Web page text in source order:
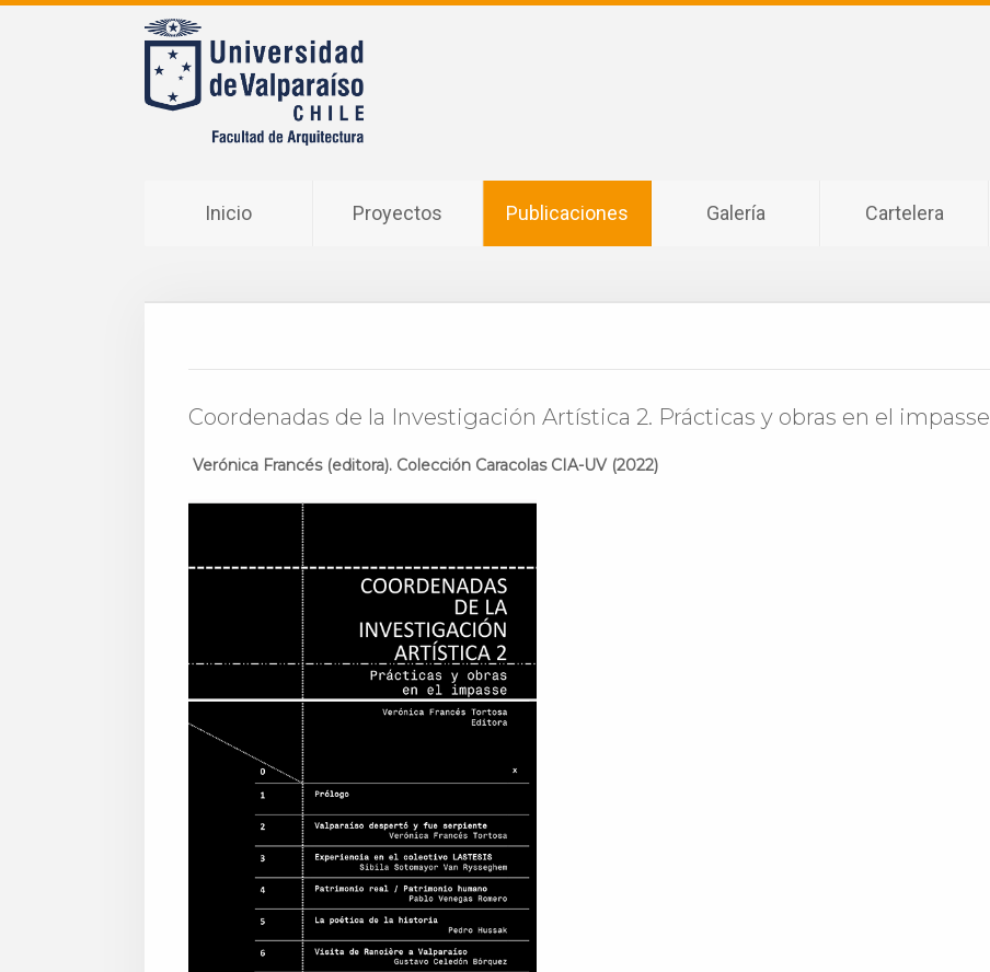
Inicio Proyectos Publicaciones Galería Cartelera
Coordenadas de la Investigación Artística 2. Prácticas y obras en el impasse
Verónica Francés (editora). Colección Caracolas CIA-UV (2022)